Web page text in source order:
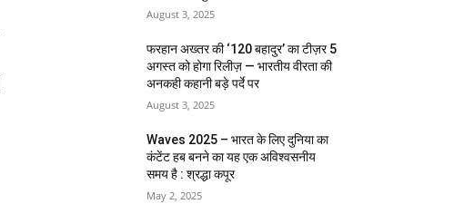
August 3, 2025
फरहान अख्तर की ‘120 बहादुर’ का टीज़र 5
अगस्त को होगा रिलीज़ — भारतीय वीरता की
अनकही कहानी बड़े पर्दे पर
August 3, 2025
Waves 2025 – भारत के लिए दुनिया का
कंटेंट हब बनने का यह एक अविश्वसनीय
समय है : श्रद्धा कपूर
May 2, 2025